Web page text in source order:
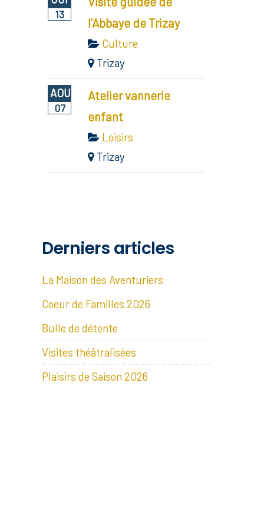
13
l'Abbaye de Trizay
Culture
Trizay
AOU
07
Atelier vannerie
enfant
Loisirs
Trizay
Derniers articles
La Maison des Aventuriers
Coeur de Familles 2026
Bulle de détente
Visites théâtralisées
Plaisirs de Saison 2026